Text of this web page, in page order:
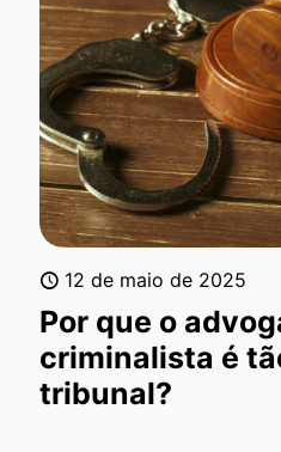
12 de maio de 2025
Por que o
criminalista é
tribunal?